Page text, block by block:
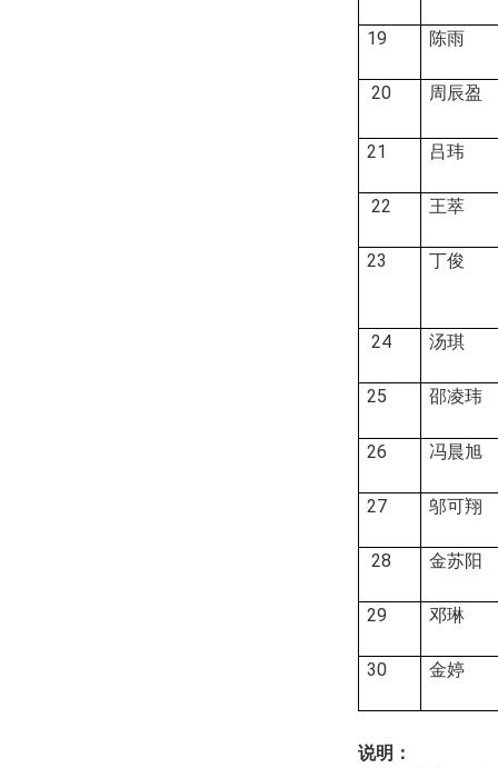
19 陈雨
20 周辰盈
21 吕玮
22 王萃
23 丁俊
24 汤琪
25 邵凌玮
26 冯晨旭
27 邬可翔
28 金苏阳
29 邓琳
30 金婷
说明：